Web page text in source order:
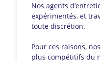
Nos agents
expérimentés, et
toute discrétion.
Pour ces raisons,
plus compétitifs du